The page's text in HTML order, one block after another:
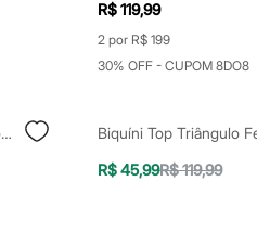
R$ 119,99
2 por R$ 199
30% OFF - CUPOM 8DO8
Biquíni Top Ombro Único Feminino Com Babados Azul
R$ 45,99R$ 119,99